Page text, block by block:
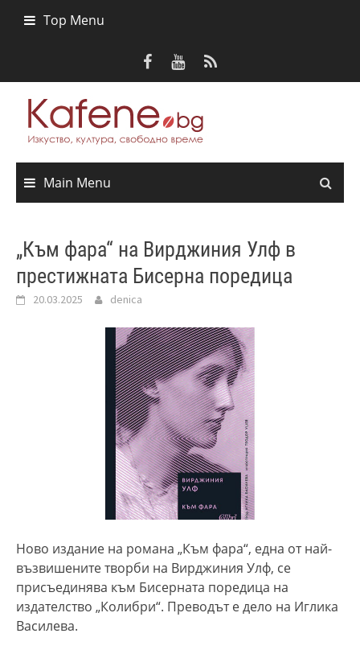
Top Menu
Main Menu
„Към фара“ на Вирджиния Улф в
престижната Бисерна поредица
20.03.2025 denica
Ново издание на романа „Към фара“, една от най-
възвишените творби на Вирджиния Улф, се
присъединява към Бисерната поредица на
издателство „Колибри“. Преводът е дело на Иглика
Василева.